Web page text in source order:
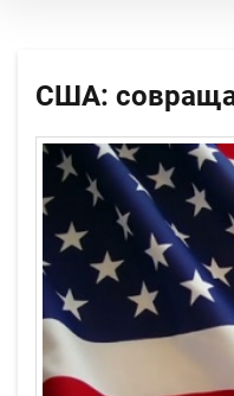
США: